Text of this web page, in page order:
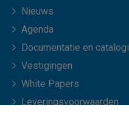
Nieuws
Agenda
Documentatie en catalogi
Vestigingen
White Papers
Leveringsvoorwaarden